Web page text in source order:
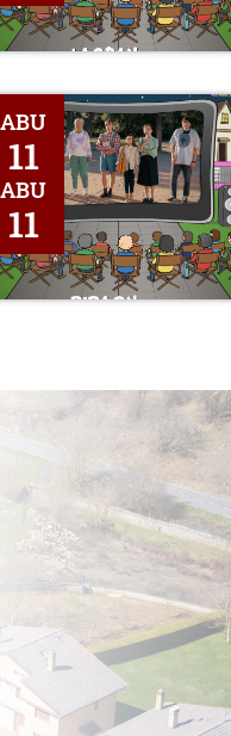
aire zabalean -¿Quién
ABU
11
ABU
11